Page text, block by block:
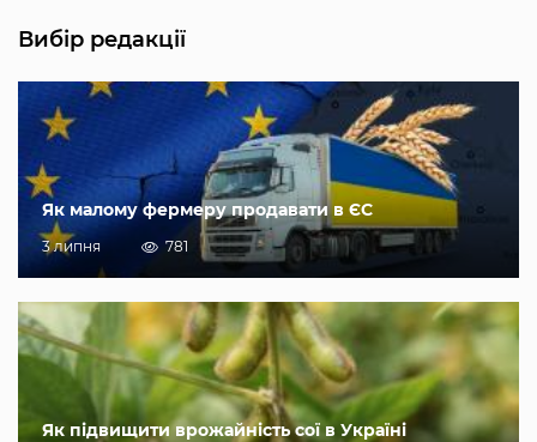
Вибір редакції
Як малому фермеру продавати в ЄС
3 липня 781
Як підвищити врожайність сої в Україні